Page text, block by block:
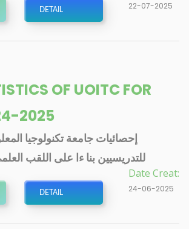
22-07-2025
DETAIL
OF UOITC FOR
2025
إحصائيات جامعة تكنولوجيا
للتدريسيين بنا ءا على اللقب العلمي 2024-
Date Creat:
24-06-2025
DETAIL